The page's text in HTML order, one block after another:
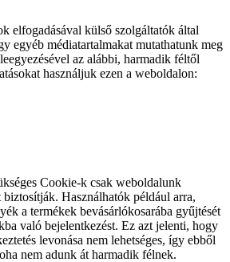
elfogadásával külső szolgáltatók által
egyéb médiatartalmakat mutathatunk meg
az alábbi, harmadik féltől
használjuk ezen a weboldalon:
Cookie-k csak weboldalunk
Használhatók például arra,
a termékek bevásárlókosarába gyűjtését
való bejelentkezést. Ez azt jelenti, hogy
levonása nem lehetséges, így ebből
nem adunk át harmadik félnek.